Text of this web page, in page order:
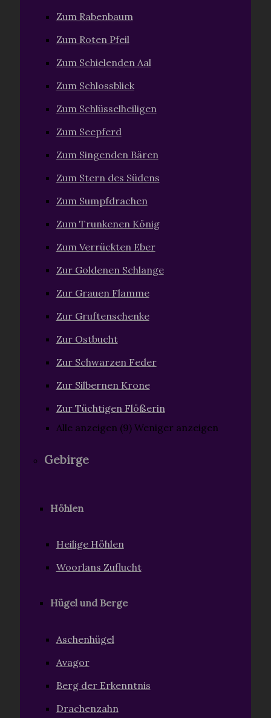
Zum Rabenbaum
Zum Roten Pfeil
Zum Schielenden Aal
Zum Schlossblick
Zum Schlüsselheiligen
Zum Seepferd
Zum Singenden Bären
Zum Stern des Südens
Zum Sumpfdrachen
Zum Trunkenen König
Zum Verrückten Eber
Zur Goldenen Schlange
Zur Grauen Flamme
Zur Gruftenschenke
Zur Ostbucht
Zur Schwarzen Feder
Zur Silbernen Krone
Zur Tüchtigen Flößerin
Alle anzeigen (9) Weniger anzeigen
Gebirge
Höhlen
Heilige Höhlen
Woorlans Zuflucht
Hügel und Berge
Aschenhügel
Avagor
Berg der Erkenntnis
Drachenzahn